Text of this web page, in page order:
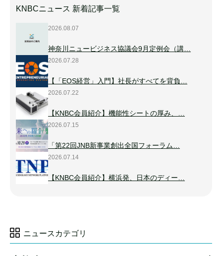
KNBCニュース 新着記事一覧
2026.08.07
神奈川ニュービジネス協議会9月定例会（講…
2026.07.28
【「EOS経営」入門】社長がすべてを背負…
2026.07.22
【KNBC会員紹介】機能性シートの厚み、…
2026.07.15
「第22回JNB新事業創出全国フォーラム…
2026.07.14
【KNBC会員紹介】横浜発、日本のディー…
ニュースカテゴリ